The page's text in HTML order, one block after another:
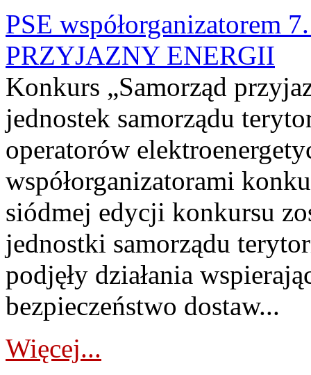
PSE współorganizatorem
PRZYJAZNY ENERGII
Konkurs „Samorząd
jednostek samorządu
operatorów
współorganizatorami
siódmej edycji konkursu
jednostki samorządu
podjęły działania
bezpieczeństwo dostaw...
Więcej...